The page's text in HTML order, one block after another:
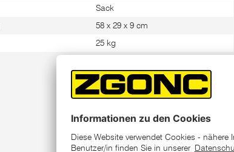
Sack
58 x 29 x 9 cm
25 kg